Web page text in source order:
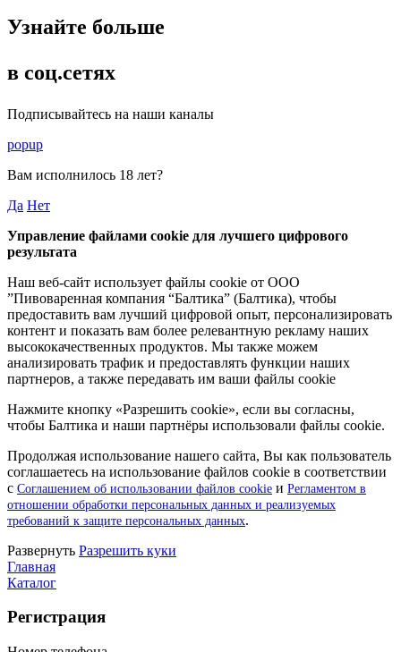
Узнайте больше
в соц.сетях
Подписывайтесь на наши каналы
popup
Вам исполнилось 18 лет?
Да Нет
Управление файлами cookie для лучшего цифрового
результата
Наш веб-сайт использует файлы cookie от ООО
”Пивоваренная компания “Балтика” (Балтика), чтобы
предоставить вам лучший цифровой опыт, персонализировать
контент и показать вам более релевантную рекламу наших
высококачественных продуктов. Мы также можем
анализировать трафик и предоставлять функции наших
партнеров, а также передавать им ваши файлы cookie
Нажмите кнопку «Разрешить cookie», если вы согласны,
чтобы Балтика и наши партнёры использовали файлы cookie.
Продолжая использование нашего сайта, Вы как пользователь
соглашаетесь на использование файлов cookie в соответствии
с Соглашением об использовании файлов cookie и Регламентом в
отношении обработки персональных данных и реализуемых
требований к защите персональных данных.
Pазвернуть Разрешить куки
Главная
Каталог
Регистрация